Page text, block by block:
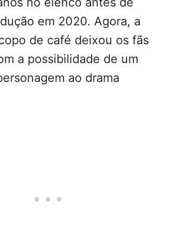
em 2020. Agora, a
de café deixou os fãs
a possibilidade de um
ao drama